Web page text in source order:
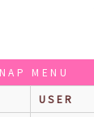
MENU
USER